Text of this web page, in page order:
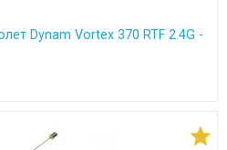
Dynam Vortex 370 RTF 2.4G -
